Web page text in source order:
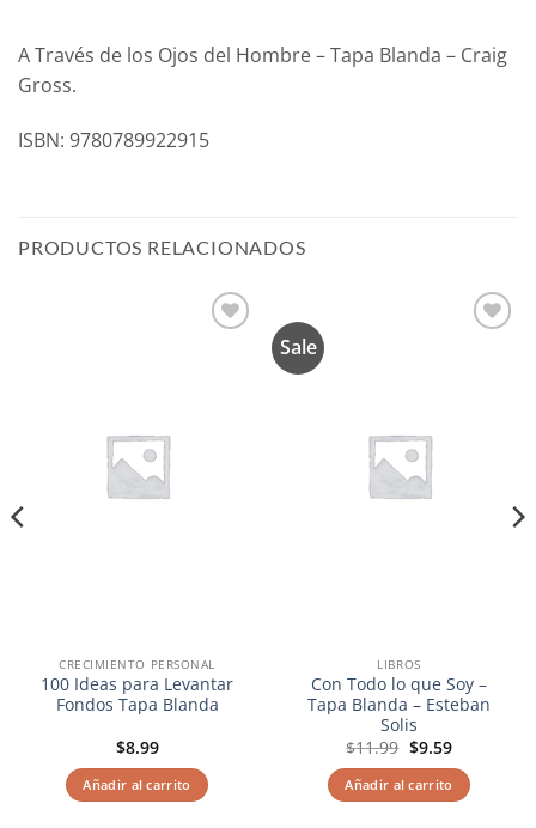
A Través de los Ojos del Hombre – Tapa Blanda – Craig
Gross.
ISBN: 9780789922915
PRODUCTOS RELACIONADOS
CRECIMIENTO PERSONAL
100 Ideas para Levantar
Fondos Tapa Blanda
$8.99
Añadir al carrito
Sale
LIBROS
Con Todo lo que Soy –
Tapa Blanda – Esteban
Solis
$11.99 El
precio
original
era:
$11.99.
$9.59El
actual
es:
$9.59.
Añadir al carrito